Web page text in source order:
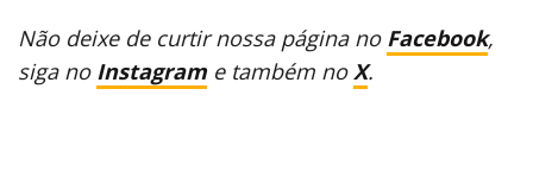
Não deixe de curtir nossa página no Facebook,
siga no Instagram e também noX.